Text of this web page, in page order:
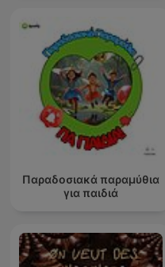
Παραδοσιακά παραμύθια
για παιδιά